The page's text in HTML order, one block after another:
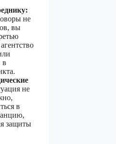
не
вы
в
не
в
защиты